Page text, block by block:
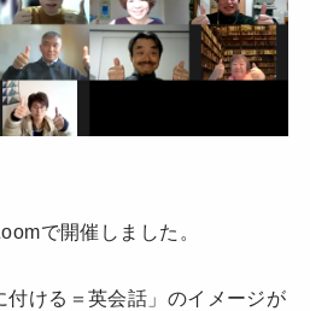
で開催しました。
付ける＝英会話」のイメージが